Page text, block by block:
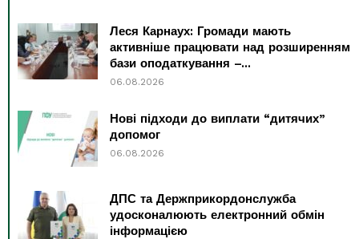
Леся Карнаух: Громади мають
активніше працювати над розширенням
бази оподаткування –...
06.08.2026
Нові підходи до виплати “дитячих”
допомог
06.08.2026
ДПС та Держприкордонслужба
удосконалюють електронний обмін
інформацією